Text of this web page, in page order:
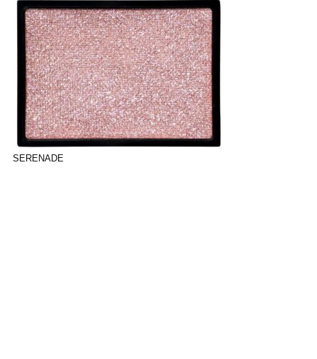
SERENADE